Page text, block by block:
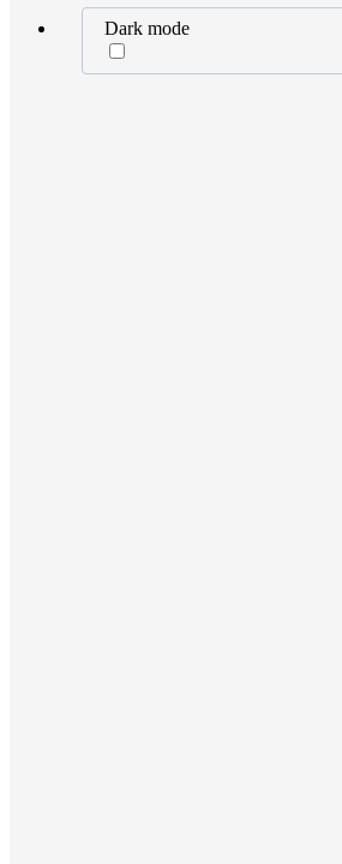
Dark mode